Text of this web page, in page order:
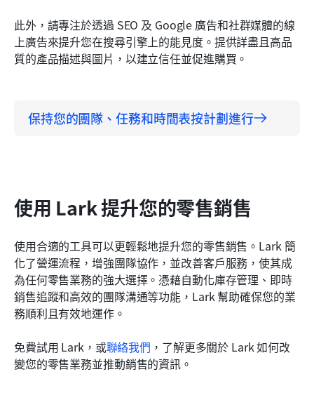
此外，請專注於透過 SEO 及 Google 廣告和社群媒體的線
上廣告來提升您在搜尋引擎上的能見度。提供詳盡且高品
質的產品描述與圖片，以建立信任並促進購買。
保持您的團隊、任務和時間表按計劃進行
使用 Lark 提升您的零售銷售
使用合適的工具可以更輕鬆地提升您的零售銷售。Lark 簡
化了營運流程，增強團隊協作，並改善客戶服務，使其成
為任何零售業務的強大選擇。憑藉自動化庫存管理、即時
銷售追蹤和高效的團隊溝通等功能，Lark 幫助確保您的業
務順利且有效地運作。
免費試用 Lark，或聯絡我們 ，了解更多關於 Lark 如何改
變您的零售業務並推動銷售的資訊。